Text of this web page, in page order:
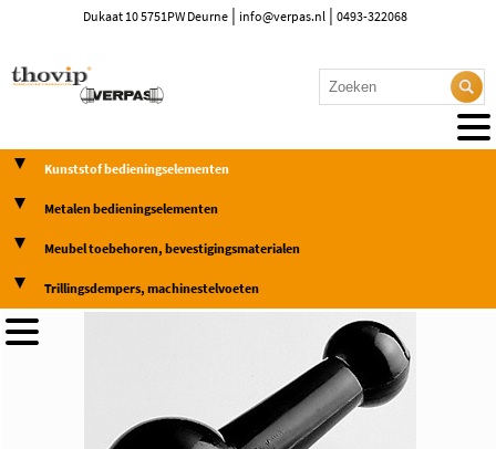
Dukaat 10 5751PW Deurne| info@verpas.nl| 0493-322068
Kunststof bedieningselementen
Metalen bedieningselementen
Meubel toebehoren, bevestigingsmaterialen
Trillingsdempers, machinestelvoeten